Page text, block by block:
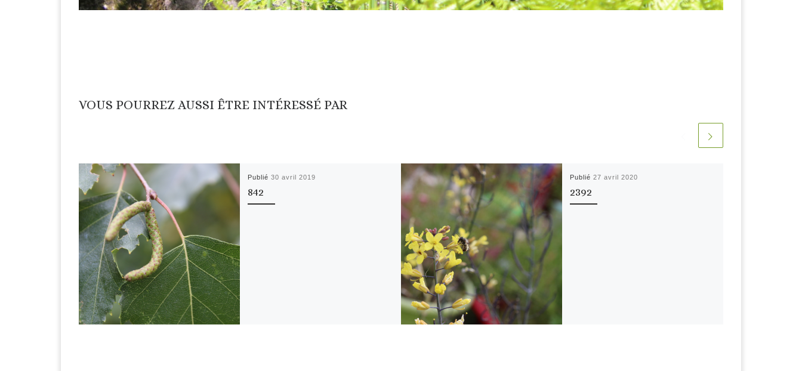
VOUS POURREZ AUSSI ÊTRE INTÉRESSÉ PAR
Publié30 avril 2019
842
Publié27 avril 2020
2392